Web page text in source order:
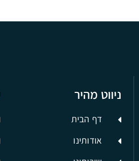
ניווט מהיר
דף הבית
אודותינו